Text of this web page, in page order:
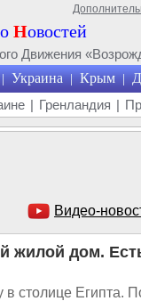
Новостей
Движения
| Украина | Крым |
| Гренландия |
Видео-
жилой дом.
столице Египта.